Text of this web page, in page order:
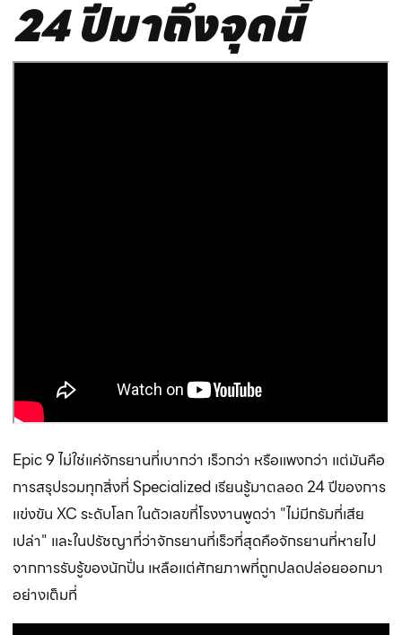
24 ปีมาถึงจุดนี้
Epic 9 ไม่ใช่แค่จักรยานที่เบากว่า เร็วกว่า หรือแพงกว่า แต่มันคือ
การสรุปรวมทุกสิ่งที่ Specialized เรียนรู้มาตลอด 24 ปีของการ
แข่งขัน XC ระดับโลก ในตัวเลขที่โรงงานพูดว่า "ไม่มีกรัมที่เสีย
เปล่า" และในปรัชญาที่ว่าจักรยานที่เร็วที่สุดคือจักรยานที่หายไป
จากการรับรู้ของนักปั่น เหลือแต่ศักยภาพที่ถูกปลดปล่อยออกมา
อย่างเต็มที่